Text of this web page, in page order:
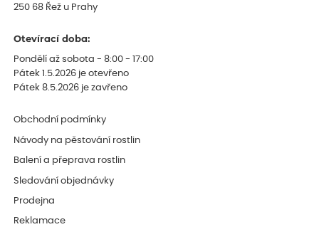
250 68 Řež u Prahy
Otevírací doba:
Pondělí až sobota - 8:00 - 17:00
Pátek 1.5.2026 je otevřeno
Pátek 8.5.2026 je zavřeno
Obchodní podmínky
Návody na pěstování rostlin
Balení a přeprava rostlin
Sledování objednávky
Prodejna
Reklamace